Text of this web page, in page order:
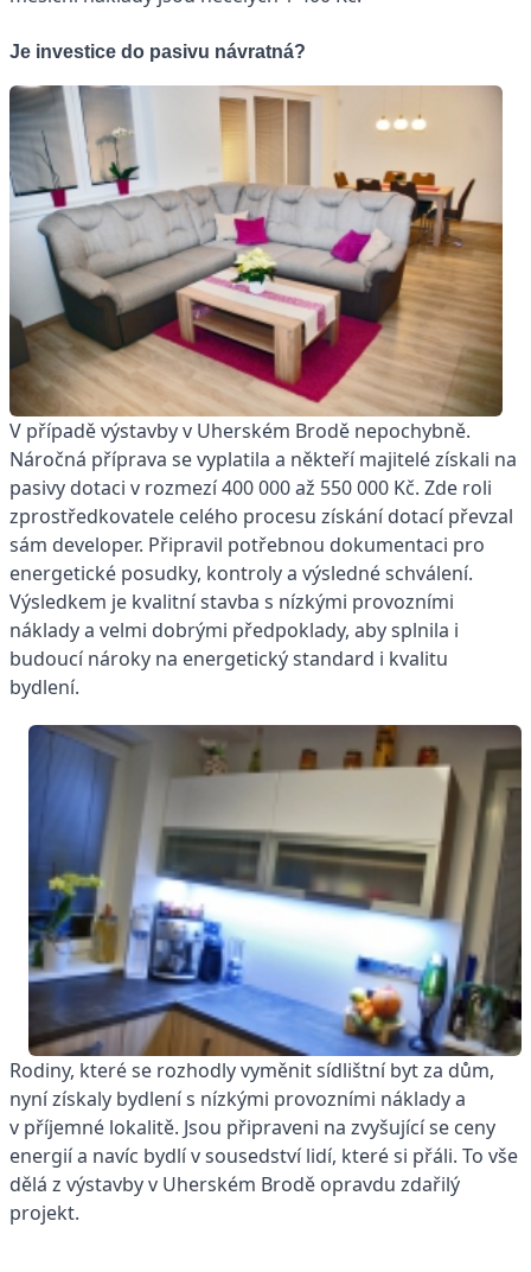
Je investice do pasivu návratná?
V případě výstavby v Uherském Brodě nepochybně.
Náročná příprava se vyplatila a někteří majitelé získali na
pasivy dotaci v rozmezí 400 000 až 550 000 Kč. Zde roli
zprostředkovatele celého procesu získání dotací převzal
sám developer. Připravil potřebnou dokumentaci pro
energetické posudky, kontroly a výsledné schválení.
Výsledkem je kvalitní stavba s nízkými provozními
náklady a velmi dobrými předpoklady, aby splnila i
budoucí nároky na energetický standard i kvalitu
bydlení.
Rodiny, které se rozhodly vyměnit sídlištní byt za dům,
nyní získaly bydlení s nízkými provozními náklady a
v příjemné lokalitě. Jsou připraveni na zvyšující se ceny
energií a navíc bydlí v sousedství lidí, které si přáli. To vše
dělá z výstavby v Uherském Brodě opravdu zdařilý
projekt.